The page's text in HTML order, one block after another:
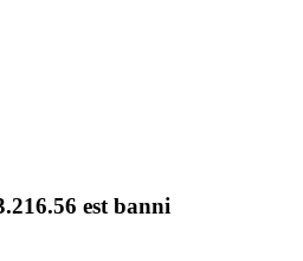
est banni